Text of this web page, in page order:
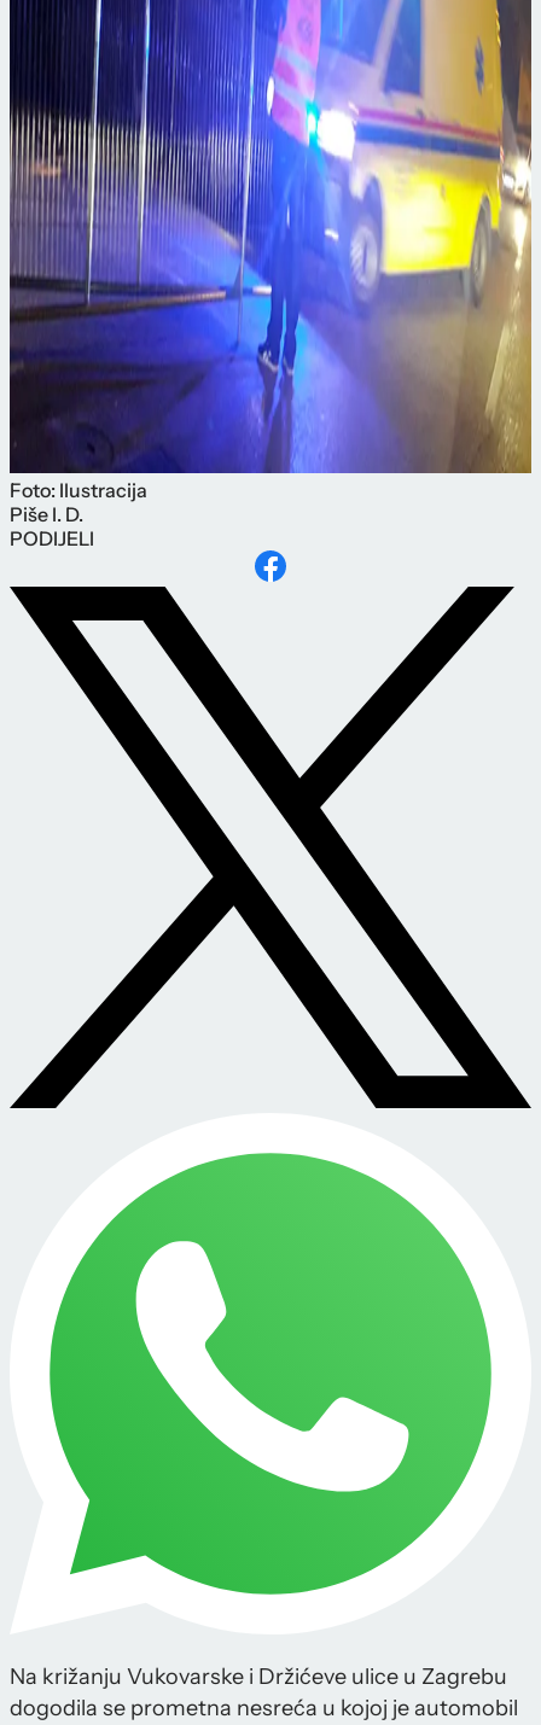
Foto: Ilustracija
Piše I. D.
PODIJELI
Na križanju Vukovarske i Držićeve ulice u Zagrebu
dogodila se prometna nesreća u kojoj je automobil